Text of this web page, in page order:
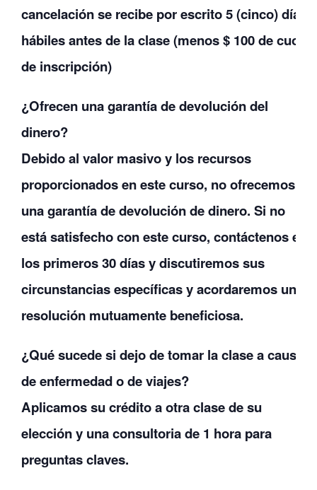
cancelación se recibe por escrito 5 (cinco) días
hábiles antes de la clase (menos $ 100 de cuota
de inscripción)
¿Ofrecen una garantía de devolución del
dinero?
Debido al valor masivo y los recursos
proporcionados en este curso, no ofrecemos
una garantía de devolución de dinero. Si no
está satisfecho con este curso, contáctenos en
los primeros 30 días y discutiremos sus
circunstancias específicas y acordaremos una
resolución mutuamente beneficiosa.
¿Qué sucede si dejo de tomar la clase a causa
de enfermedad o de viajes?
Aplicamos su crédito a otra clase de su
elección y una consultoria de 1 hora para
preguntas claves.